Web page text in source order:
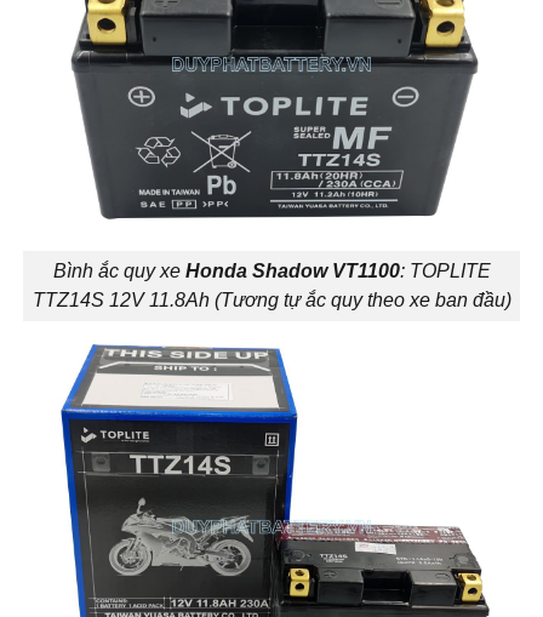
Bình ắc quy xe Honda Shadow VT1100: TOPLITE
TTZ14S 12V 11.8Ah (Tương tự ắc quy theo xe ban đầu)